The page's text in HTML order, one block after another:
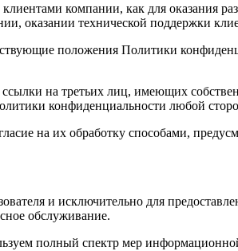
компании, как для оказания
оказании технической поддержки
положения Политики
на третьих лиц, имеющих
конфиденциальности любой
на их обработку способами,
и исключительно для
обслуживание.
полный спектр мер